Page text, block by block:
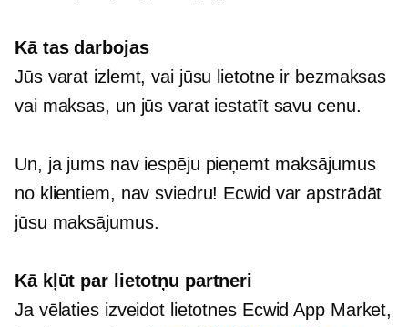
Kā tas darbojas
Jūs varat izlemt, vai jūsu lietotne ir bezmaksas
vai maksas, un jūs varat iestatīt savu cenu.
Un, ja jums nav iespēju pieņemt maksājumus
no klientiem, nav sviedru! Ecwid var apstrādāt
jūsu maksājumus.
Kā kļūt par lietotņu partneri
Ja vēlaties izveidot lietotnes Ecwid App Market,